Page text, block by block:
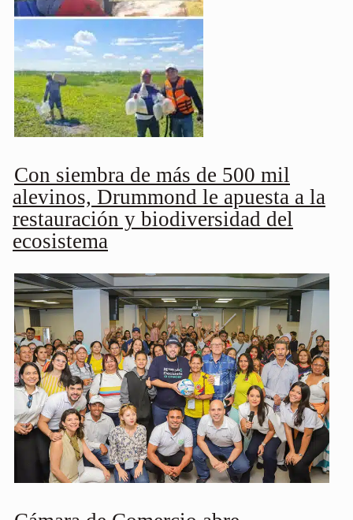
Con siembra de más de 500 mil
alevinos, Drummond le apuesta a la
restauración y biodiversidad del
ecosistema